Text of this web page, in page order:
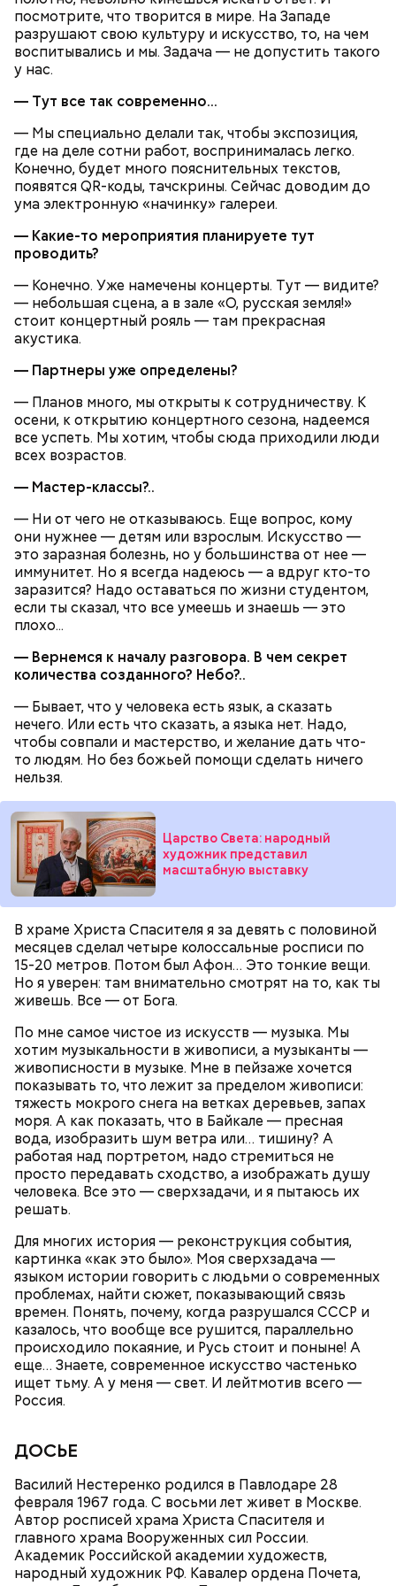
посмотрите, что творится в мире. На Западе
разрушают свою культуру и искусство, то, на чем
воспитывались и мы. Задача — не допустить такого
у нас.
— Тут все так современно...
— Мы специально делали так, чтобы экспозиция,
где на деле сотни работ, воспринималась легко.
Конечно, будет много пояснительных текстов,
появятся QR-коды, тачскрины. Сейчас доводим до
ума электронную «начинку» галереи.
— Какие-то мероприятия планируете тут
проводить?
— Конечно. Уже намечены концерты. Тут — видите?
— небольшая сцена, а в зале «О, русская земля!»
стоит концертный рояль — там прекрасная
акустика.
— Партнеры уже определены?
— Планов много, мы открыты к сотрудничеству. К
осени, к открытию концертного сезона, надеемся
все успеть. Мы хотим, чтобы сюда приходили люди
всех возрастов.
— Мастер-классы?..
— Ни от чего не отказываюсь. Еще вопрос, кому
они нужнее — детям или взрослым. Искусство —
это заразная болезнь, но у большинства от нее —
иммунитет. Но я всегда надеюсь — а вдруг кто-то
заразится? Надо оставаться по жизни студентом,
если ты сказал, что все умеешь и знаешь — это
плохо...
— Вернемся к началу разговора. В чем секрет
количества созданного? Небо?..
— Бывает, что у человека есть язык, а сказать
нечего. Или есть что сказать, а языка нет. Надо,
чтобы совпали и мастерство, и желание дать что-
то людям. Но без божьей помощи сделать ничего
нельзя.
Царство Света: народный
художник представил
масштабную выставку
В храме Христа Спасителя я за девять с половиной
месяцев сделал четыре колоссальные росписи по
15-20 метров. Потом был Афон… Это тонкие вещи.
Но я уверен: там внимательно смотрят на то, как ты
живешь. Все — от Бога.
По мне самое чистое из искусств — музыка. Мы
хотим музыкальности в живописи, а музыканты —
живописности в музыке. Мне в пейзаже хочется
показывать то, что лежит за пределом живописи:
тяжесть мокрого снега на ветках деревьев, запах
моря. А как показать, что в Байкале — пресная
вода, изобразить шум ветра или… тишину? А
работая над портретом, надо стремиться не
просто передавать сходство, а изображать душу
человека. Все это — сверхзадачи, и я пытаюсь их
решать.
Для многих история — реконструкция события,
картинка «как это было». Моя сверхзадача —
языком истории говорить с людьми о современных
проблемах, найти сюжет, показывающий связь
времен. Понять, почему, когда разрушался СССР и
казалось, что вообще все рушится, параллельно
происходило покаяние, и Русь стоит и поныне! А
еще… Знаете, современное искусство частенько
ищет тьму. А у меня — свет. И лейтмотив всего —
Россия.
ДОСЬЕ
Василий Нестеренко родился в Павлодаре 28
февраля 1967 года. С восьми лет живет в Москве.
Автор росписей храма Христа Спасителя и
главного храма Вооруженных сил России.
Академик Российской академии художеств,
народный художник РФ. Кавалер ордена Почета,
Праздник любви
Праздник любви, или Ту бе-Ав, отмечается в
Израиле как местный аналог Дня святого
Валентина. Влюбленные в этот день делают друг
другу сюрпризы, дарят цветы и подарки,
устраивают свидания и признаются в своих
чувствах. Праздник уходит корнями в далекое
прошлое — во времена существования еврейской
традиции, когда девушки надевали белые платья и
водили хороводы в виноградниках, а юноши
искали себе невест.